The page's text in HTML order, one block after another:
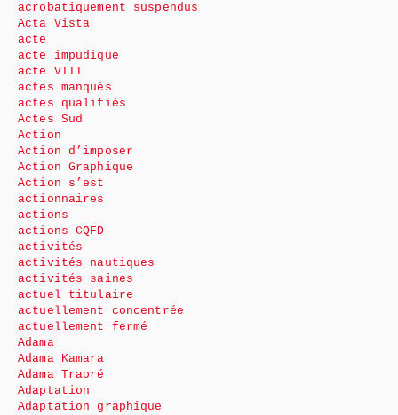
acrobatiquement suspendus
Acta Vista
acte
acte impudique
acte VIII
actes manqués
actes qualifiés
Actes Sud
Action
Action d’imposer
Action Graphique
Action s’est
actionnaires
actions
actions CQFD
activités
activités nautiques
activités saines
actuel titulaire
actuellement concentrée
actuellement fermé
Adama
Adama Kamara
Adama Traoré
Adaptation
Adaptation graphique